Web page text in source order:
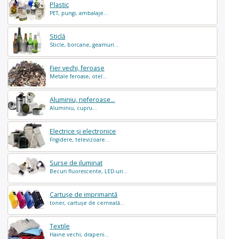
Plastic
PET, pungi, ambalaje...
Sticlă
Sticle, borcane, geamuri...
Fier vechi, feroase
Metale feroase, otel...
Aluminiu, neferoase...
Aluminiu, cupru...
Electrice și electronice
Frigidere, televizoare...
Surse de iluminat
Becuri fluorescente, LED-uri...
Cartușe de imprimantă
toner, cartușe de cerneală...
Textile
Haine vechi, draperii...